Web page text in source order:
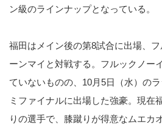
ン級のラインナップとなっている。
福田はメイン後の第8試合に出場、
ーンマイと対戦する。フルックノー
ていないものの、10月5日（水）の
ミファイナルに出場した強豪。現在
りの選手で、膝蹴りが得意なムエカ